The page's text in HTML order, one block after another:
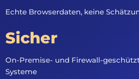
Echte Browserdaten, keine
Sicher
On-Premise- und Firewall-
Systeme